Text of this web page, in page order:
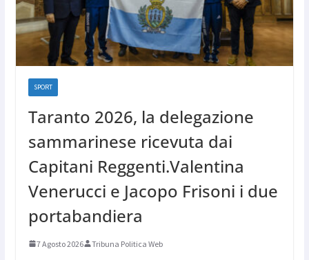
SPORT
Taranto 2026, la delegazione
sammarinese ricevuta dai
Capitani Reggenti.Valentina
Venerucci e Jacopo Frisoni i due
portabandiera
7 Agosto 2026 Tribuna Politica Web